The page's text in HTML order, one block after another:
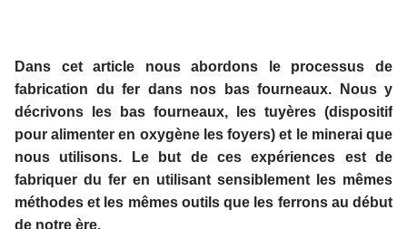
Dans cet article nous abordons le processus de
fabrication du fer dans nos bas fourneaux. Nous y
décrivons les bas fourneaux, les tuyères (dispositif
pour alimenter en oxygène les foyers) et le minerai que
nous utilisons. Le but de ces expériences est de
fabriquer du fer en utilisant sensiblement les mêmes
méthodes et les mêmes outils que les ferrons au début
de notre ère.